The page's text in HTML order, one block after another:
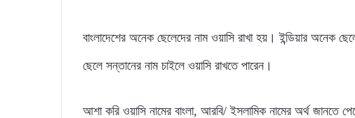
বাংলাদেশের অনেক ছেলেদের নাম ওয়াসি রাখা হয়। ইন্ডিয়ার অনেক
ছেলে সন্তানের নাম চাইলে ওয়াসি রাখতে পারেন।
আশা করি ওয়াসি নামের বাংলা, আরবি/ ইসলামিক নামের অর্থ জানতে